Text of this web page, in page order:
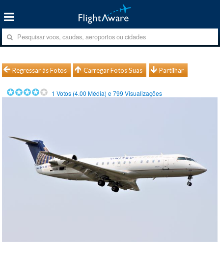
Regressar às Fotos Carregar Fotos Suas Partilhar
1 Votos (4.00 Média) e799 Visualizações